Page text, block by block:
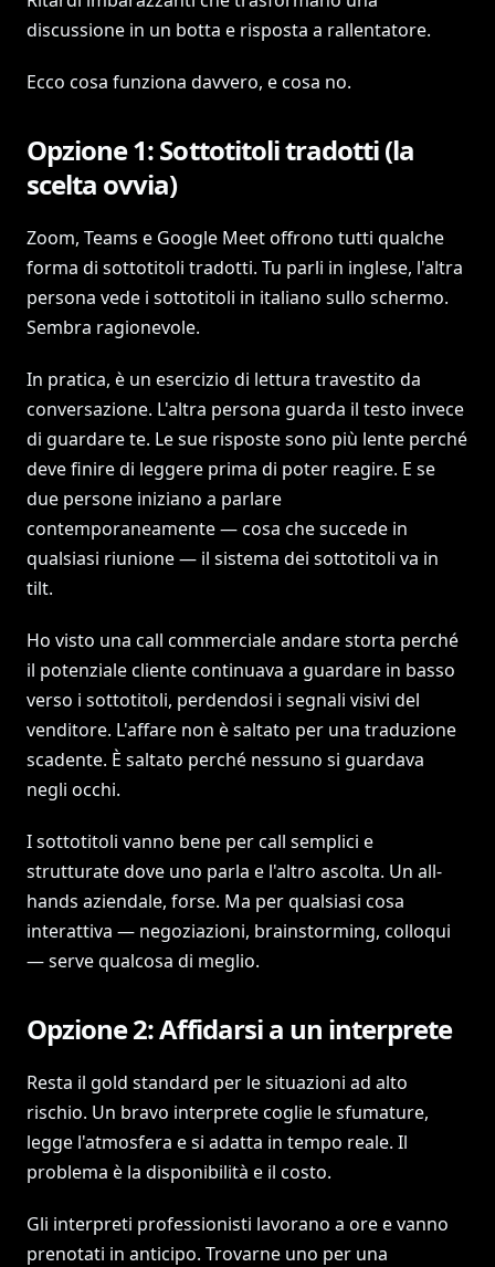
discussione in un botta e risposta a rallentatore.
Ecco cosa funziona davvero, e cosa no.
Opzione 1: Sottotitoli tradotti (la
scelta ovvia)
Zoom, Teams e Google Meet offrono tutti qualche
forma di sottotitoli tradotti. Tu parli in inglese, l'altra
persona vede i sottotitoli in italiano sullo schermo.
Sembra ragionevole.
In pratica, è un esercizio di lettura travestito da
conversazione. L'altra persona guarda il testo invece
di guardare te. Le sue risposte sono più lente perché
deve finire di leggere prima di poter reagire. E se
due persone iniziano a parlare
contemporaneamente — cosa che succede in
qualsiasi riunione — il sistema dei sottotitoli va in
tilt.
Ho visto una call commerciale andare storta perché
il potenziale cliente continuava a guardare in basso
verso i sottotitoli, perdendosi i segnali visivi del
venditore. L'affare non è saltato per una traduzione
scadente. È saltato perché nessuno si guardava
negli occhi.
I sottotitoli vanno bene per call semplici e
strutturate dove uno parla e l'altro ascolta. Un all-
hands aziendale, forse. Ma per qualsiasi cosa
interattiva — negoziazioni, brainstorming, colloqui
— serve qualcosa di meglio.
Opzione 2: Affidarsi a un interprete
Resta il gold standard per le situazioni ad alto
rischio. Un bravo interprete coglie le sfumature,
legge l'atmosfera e si adatta in tempo reale. Il
problema è la disponibilità e il costo.
Gli interpreti professionisti lavorano a ore e vanno
prenotati in anticipo. Trovarne uno per una